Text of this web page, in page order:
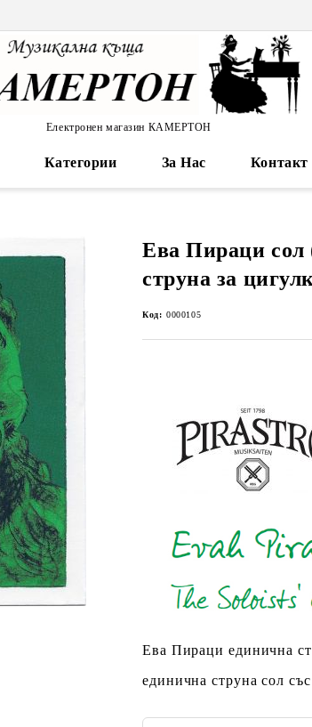
Електронен магазин КАМЕРТОН
Категории За Нас Контакт
Ева Пираци сол
струна за
Код: 0000105
Ева Пираци единична
единична струна сол